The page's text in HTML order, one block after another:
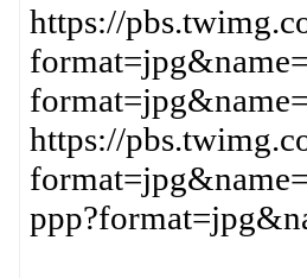
https://
https://